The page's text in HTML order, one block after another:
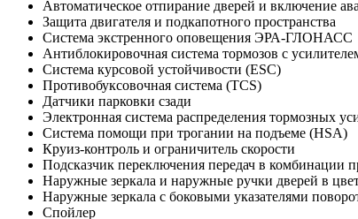
Автоматическое отпирание дверей и включение
Защита двигателя и подкапотного пространства
Система экстренного оповещения ЭРА-ГЛОНАСС
Антиблокировочная система тормозов с
Cистема курсовой устойчивости (ESC)
Противобуксовочная система (TCS)
Датчики парковки сзади
Электронная система распределения тормозных
Система помощи при трогании на подъеме (HSА)
Круиз-контроль и ограничитель скорости
Подсказчик переключения передач в комбинации
Наружные зеркала и наружные ручки дверей в
Наружные зеркала с боковыми указателями
Спойлер